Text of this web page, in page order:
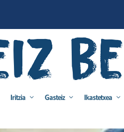
Iritzia Gasteiz Ikastetxea